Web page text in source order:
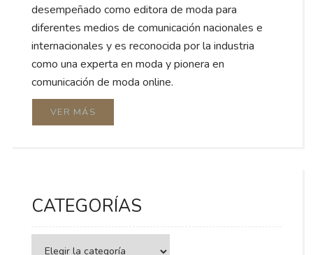
desempeñado como editora de moda para
diferentes medios de comunicación nacionales e
internacionales y es reconocida por la industria
como una experta en moda y pionera en
comunicación de moda online.
VER MÁS
CATEGORÍAS